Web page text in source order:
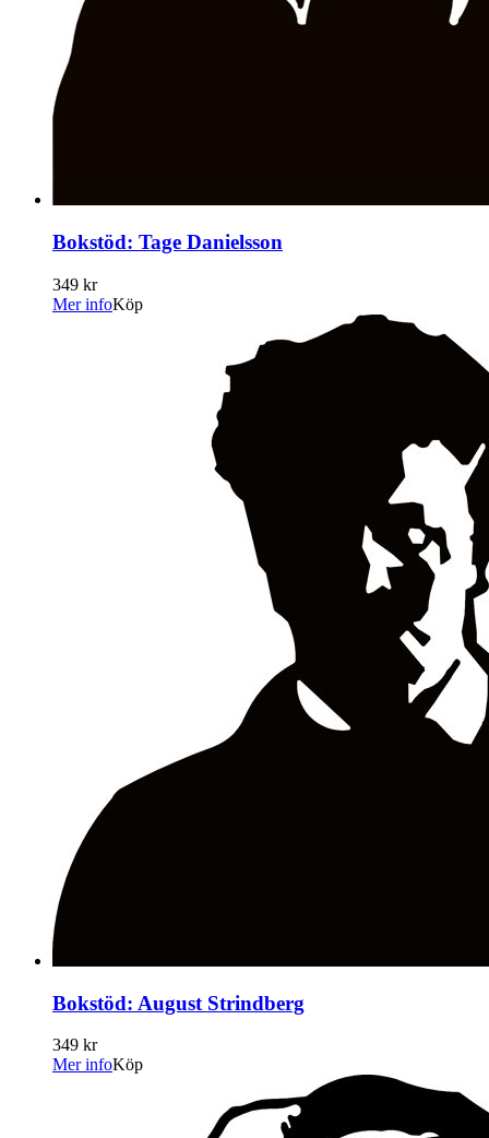
Bokstöd: Tage Danielsson
349 kr
Mer infoKöp
Bokstöd: August Strindberg
349 kr
Mer infoKöp